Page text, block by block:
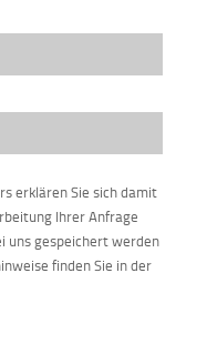
erklären Sie sich damit
Ihrer Anfrage
uns gespeichert werden
finden Sie in der